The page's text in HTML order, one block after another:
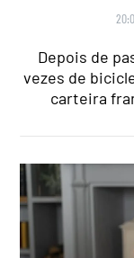
Depois de
vezes de
carteira